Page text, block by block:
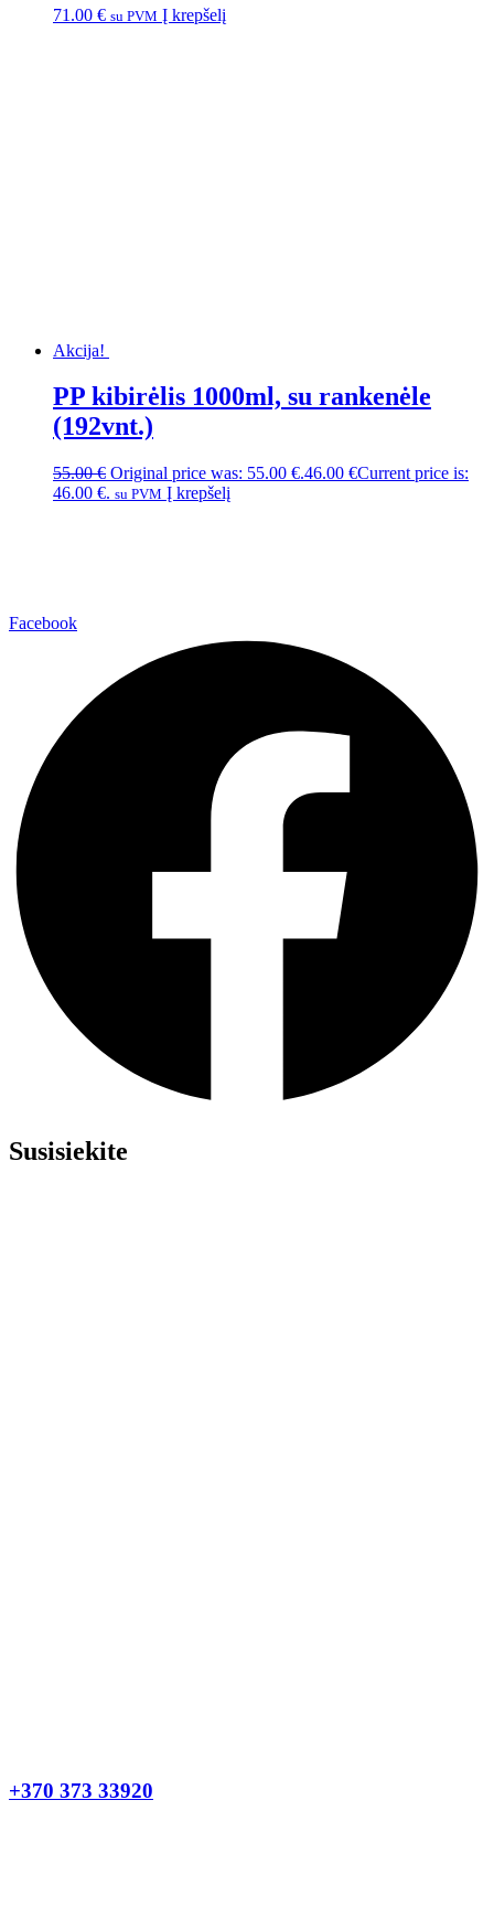
71.00 € su PVM Į krepšelį
Akcija!
PP kibirėlis 1000ml, su rankenėle
(192vnt.)
55.00€ Original price was: 55.00 €.46.00 €Current price is:
46.00 €. su PVM Į krepšelį
Facebook
Susisiekite
+370 373 33920